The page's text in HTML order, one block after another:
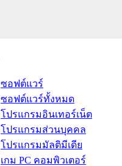
ซอฟต์แวร์
ซอฟต์แวร์ทั้งหมด
โปรแกรมอินเทอร์เน็ต
โปรแกรมส่วนบุคคล
โปรแกรมมัลติมีเดีย
เกม PC คอมพิวเตอร์